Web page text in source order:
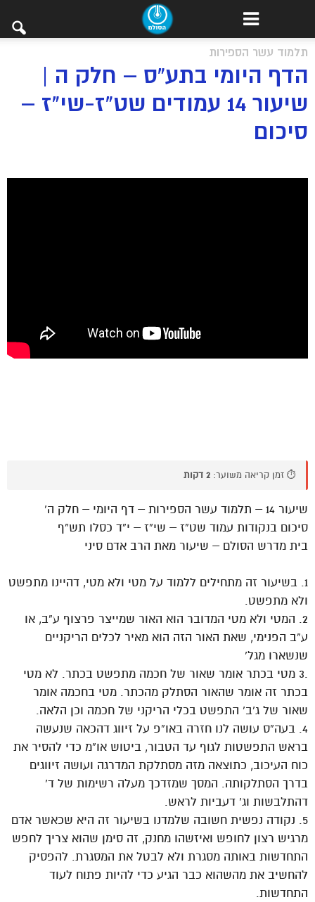
תלמוד עשר הספירות
הדף היומי בתע”ס – חלק ה |
שיעור 14 עמודים שט”ז-שי”ז –
סיכום
⏱️ זמן קריאה משוער: 2 דקות
שיעור 14 – תלמוד עשר הספירות – דף היומי – חלק ה’
סיכום בנקודות עמוד שט”ז – שי”ז – י”ד כסלו תש”ף
בית מדרש הסולם – שיעור מאת הרב אדם סיני
1. בשיעור זה מתחילים ללמוד על מטי ולא מטי, דהיינו מתפשט
ולא מתפשט.
2. המטי ולא מטי המדובר הוא האור שמייצר פרצוף ע”ב, או
ע”ב הפנימי, שאת האור הזה הוא מאיר לכלים הריקניים
שנשארו מגל’
.3 מטי בכתר אומר שאור של חכמה מתפשט בכתר. לא מטי
בכתר זה אומר שהאור הסתלק מהכתר. מטי בחכמה אומר
שאור של ג’ב’ התפשט בכלי הריקני של חכמה וכן הלאה.
4. בעה”ס עושה לנו חזרה באו”פ על זיווג דהכאה שנעשה
בראש התפשטות לגוף עד הטבור, ביטוש או”מ כדי להסיר את
כוח העיכוב, כתוצאה מזה מסתלקת המדרגה ועושה זיווגים
בדרך הסתלקותה. המסך שמזדכך מעלה רשימות של ד’
דהתלבשות וג’ דעביות לראש.
5. נקודה נפשית חשובה שלמדנו בשיעור זה היא שכאשר אדם
מרגיש רצון לחופש ואיזשהו מחנק, זה סימן שהוא צריך לחפש
התחדשות באותה מסגרת ולא לבטל את המסגרת. להפסיק
להחשיב את מהשהוא כבר הגיע כדי להיות פתוח לעוד
התחדשות.